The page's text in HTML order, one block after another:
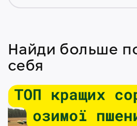
Найди больше
себя